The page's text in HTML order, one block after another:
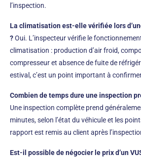
l’inspection.
La climatisation est-elle vérifiée lors
?Oui. L’inspecteur vérifie le
climatisation : production d’air froid,
compresseur et absence de fuite de
estival, c’est un point important à
Combien de temps dure une inspection
Une inspection complète prend
minutes, selon l’état du véhicule et les
rapport est remis au client après
Est-il possible de négocier le prix d’un